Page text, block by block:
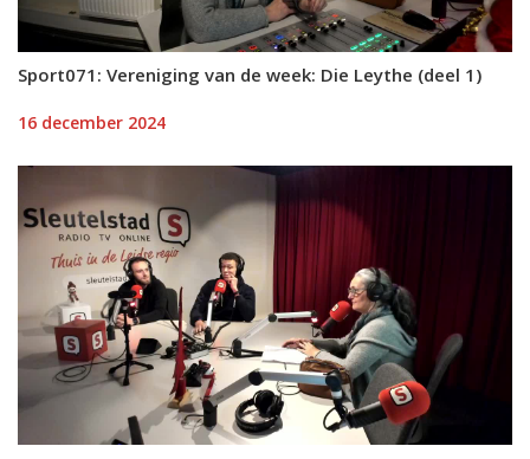
Sport071: Vereniging van de week: Die Leythe (deel 1)
16 december 2024